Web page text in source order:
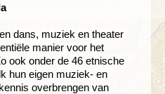
dans, muziek en theater
manier voor het
ook onder de 46 etnische
hun eigen muziek- en
overbrengen van